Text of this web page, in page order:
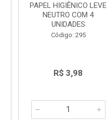
PAPEL HIGIÊNICO LEVE
NEUTRO COM 4
UNIDADES
Código: 295
R$ 3,98